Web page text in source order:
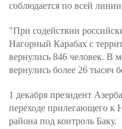
соблюдается по всей
"При содействии
Нагорный Карабах с
вернулись 846 человек. В
вернулись более 26 тысяч
1 декабря президент
переходе прилегающего к
района под контроль Баку.